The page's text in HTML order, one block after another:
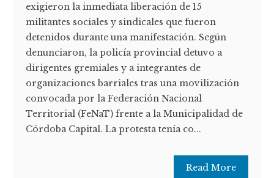
exigieron la inmediata liberación de 15
militantes sociales y sindicales que fueron
detenidos durante una manifestación. Según
denunciaron, la policía provincial detuvo a
dirigentes gremiales y a integrantes de
organizaciones barriales tras una movilización
convocada por la Federación Nacional
Territorial (FeNaT) frente a la Municipalidad de
Córdoba Capital. La protesta tenía co...
Read More